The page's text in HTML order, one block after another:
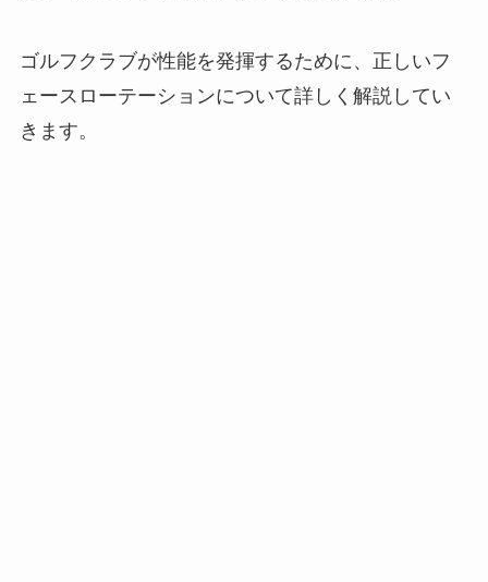
ゴルフクラブが性能を発揮するために、正しいフ
ェースローテーションについて詳しく解説してい
きます。